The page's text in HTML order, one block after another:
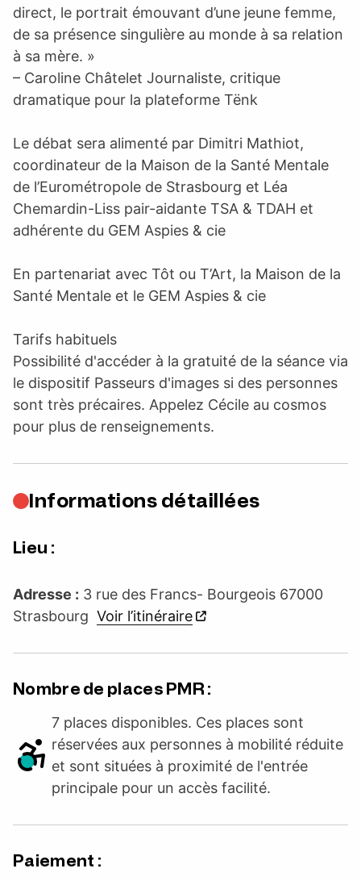
direct, le portrait émouvant d’une jeune femme,
de sa présence singulière au monde à sa relation
à sa mère. »
– Caroline Châtelet Journaliste, critique
dramatique pour la plateforme Tënk
Le débat sera alimenté par Dimitri Mathiot,
coordinateur de la Maison de la Santé Mentale
de l’Eurométropole de Strasbourg et Léa
Chemardin-Liss pair-aidante TSA & TDAH et
adhérente du GEM Aspies & cie
En partenariat avec Tôt ou T’Art, la Maison de la
Santé Mentale et le GEM Aspies & cie
Tarifs habituels
Possibilité d'accéder à la gratuité de la séance via
le dispositif Passeurs d'images si des personnes
sont très précaires. Appelez Cécile au cosmos
pour plus de renseignements.
Informations détaillées
Lieu :
Adresse : 3 rue des Francs- Bourgeois 67000
Strasbourg Voir l’itinéraire
Nombre de places PMR :
7 places disponibles. Ces places sont
réservées aux personnes à mobilité réduite
et sont situées à proximité de l'entrée
principale pour un accès facilité.
Paiement :